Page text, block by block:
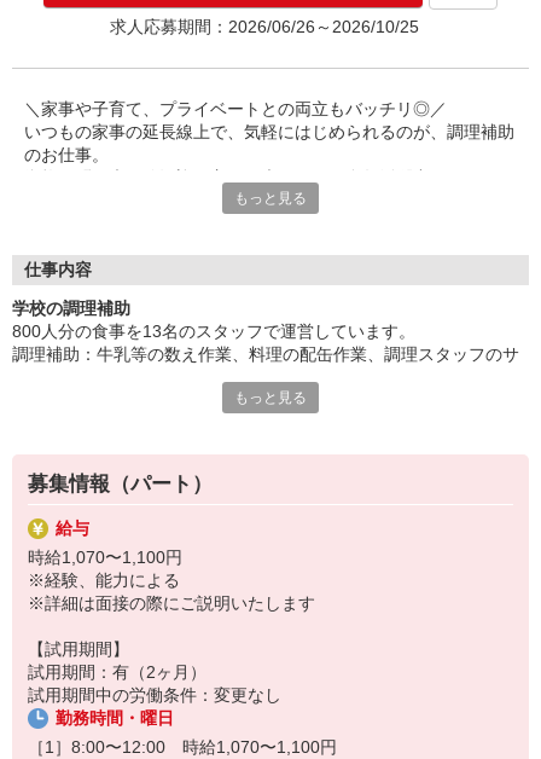
求人応募期間：2026/06/26～2026/10/25
＼家事や子育て、プライベートとの両立もバッチリ◎／
いつもの家事の延長線上で、気軽にはじめられるのが、調理補助
のお仕事。
あくまで行うのは「補助」なので、難しい仕事はありません！
す！
♪
まずはお気軽なご応募、お待ちしています！
もっと見る
仕事内容
学校の調理補助
800人分の食事を13名のスタッフで運営しています。
調理補助：牛乳等の数え作業、料理の配缶作業、調理スタッフのサ
食器洗浄：給食調理に用いた器具、食器等の洗浄作業
もっと見る
募集情報（パート）
給与
時給1,070〜1,100円
※経験、能力による
※詳細は面接の際にご説明いたします
【試用期間】
試用期間：有（2ヶ月）
試用期間中の労働条件：変更なし
勤務時間・曜日
［1］8:00〜12:00 時給1,070〜1,100円